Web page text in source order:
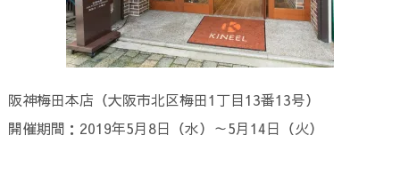
阪神梅田本店（大阪市北区梅田1丁目13番13号）
開催期間：2019年5月8日（水）～5月14日（火）